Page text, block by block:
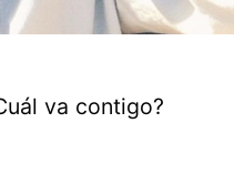
va contigo?